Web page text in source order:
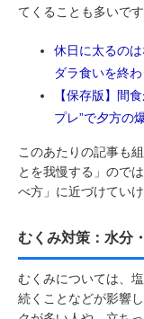
てくることも多いです
休日に太るの
ダラ食いを終
【保存版】間
プレ”で夕方の
このあたりの記事も
とを我慢する」ので
べ方」に近づけていけ
むくみ対策：水分
むくみについては、
続くことなどが影響